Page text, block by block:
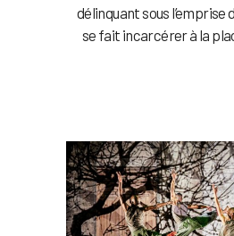
délinquant sous l’emprise
se fait incarcérer à la